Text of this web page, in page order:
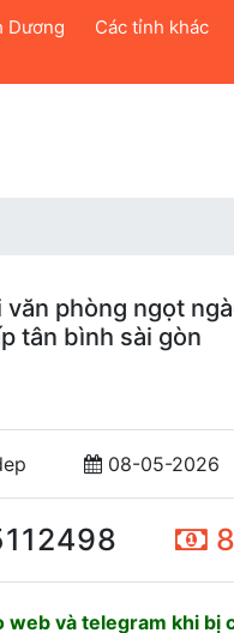
Dương Các tỉnh khác
văn phòng ngọt
tân bình sài gòn
08-05-2026
web và telegram khi bị